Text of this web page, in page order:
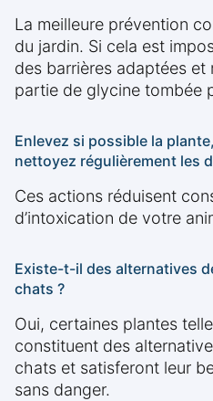
La meilleure prévention
du jardin. Si cela est
des barrières adaptées
partie de glycine tombée
Enlevez si possible la
nettoyez régulièrement les
Ces actions réduisent
d’intoxication de votre
Existe-t-il des alternatives
chats ?
Oui, certaines plantes
constituent des
chats et satisferont leur
sans danger.